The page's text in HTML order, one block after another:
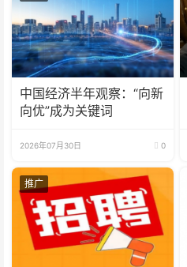
中国经济半年观察：“向新
向优”成为关键词
2026年07月30日 0
推广